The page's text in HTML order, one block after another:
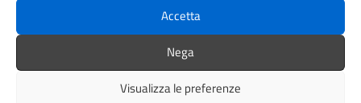
Accetta
Nega
Visualizza le preferenze
Eventi